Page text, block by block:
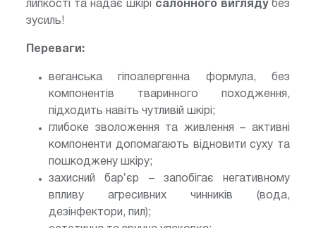
липкості та надає шкірі салонного виглядубез
зусиль!
Переваги:
веганська гіпоалергенна формула, без
компонентів тваринного походження,
підходить навіть чутливій шкірі;
глибоке зволоження та живлення – активні
компоненти допомагають відновити суху та
пошкоджену шкіру;
захисний барʼєр – запобігає негативному
впливу агресивних чинників (вода,
дезінфектори, пил);